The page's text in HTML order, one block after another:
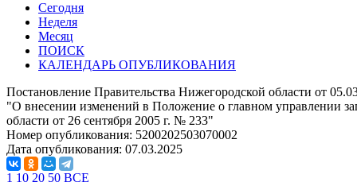
Сегодня
Неделя
Месяц
ПОИСК
КАЛЕНДАРЬ ОПУБЛИКОВАНИЯ
Постановление Правительства Нижегородской области от
"О внесении изменений в Положение о главном управлении
области от 26 сентября 2005 г. № 233"
Номер опубликования: 5200202503070002
Дата опубликования: 07.03.2025
1 10 20 50 ВСЕ